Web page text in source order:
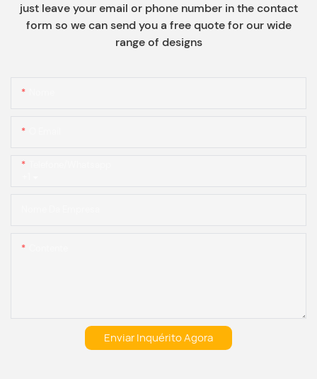
just leave your email or phone number in the contact
form so we can send you a free quote for our wide
range of designs
Enviar Inquérito Agora